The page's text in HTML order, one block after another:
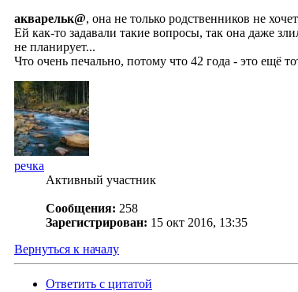
акварельк@, она не только родственников не
Ей как-то задавали такие вопросы, так она даже
не планирует...
Что очень печально, потому что 42 года - это ещё
речка
Активный участник
Сообщения: 258
Зарегистрирован: 15 окт 2016, 13:35
Вернуться к началу
Ответить с цитатой